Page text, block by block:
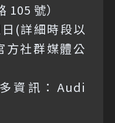
105 號）
(詳細時段以
社群媒體公
資訊：Audi